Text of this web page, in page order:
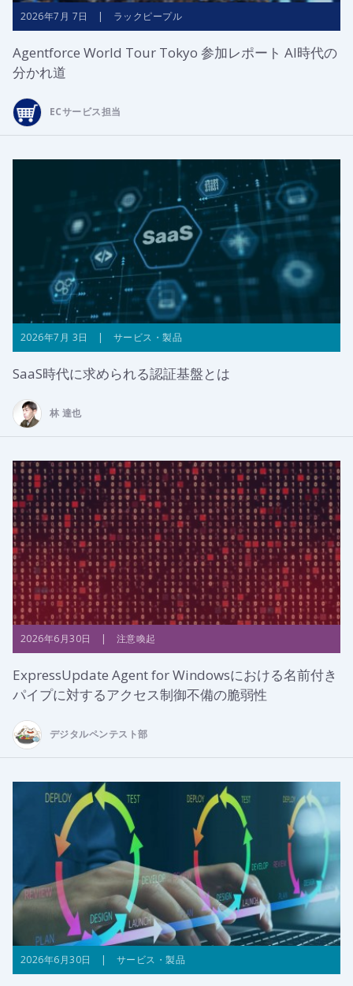
2026年7月 7日 | ラックピープル
Agentforce World Tour Tokyo 参加レポート AI時代の
分かれ道
ECサービス担当
2026年7月 3日 | サービス・製品
SaaS時代に求められる認証基盤とは
林 達也
2026年6月30日 | 注意喚起
ExpressUpdate Agent for Windowsにおける名前付き
パイプに対するアクセス制御不備の脆弱性
デジタルペンテスト部
2026年6月30日 | サービス・製品